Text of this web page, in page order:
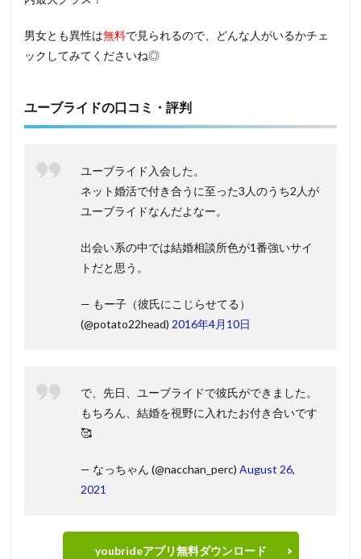
男女とも異性は無料で見られるので、どんな人がいるかチェ
ックしてみてくださいね◎
ユーブライドの口コミ・評判
ユーブライド入会した。
ネット婚活で付き合うに至った3人のうち2人が
ユーブライドなんだよなー。
出会い系の中では結婚相談所色が1番強いサイ
トだと思う。
— もー子（彼氏にこじらせてる）
(@potato22head) 2016年4月10日
で、先日、ユーブライドで彼氏ができました。
もちろん、結婚を視野に入れたお付き合いです
🥰
— なっちゃん (@nacchan_perc) August 26,
2021
youbrideアプリ無料ダウンロード